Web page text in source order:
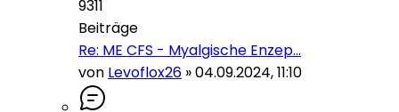
9311
Beiträge
Re: ME CFS - Myalgische Enzep…
von Levoflox26 »04.09.2024, 11:10